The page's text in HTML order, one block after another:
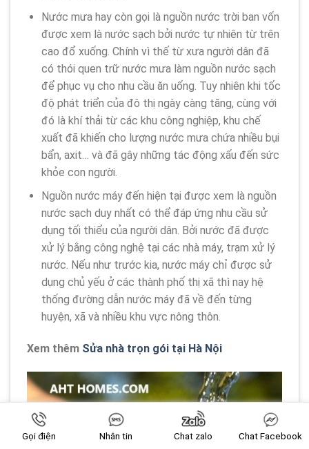
Nước mưa hay còn gọi là nguồn nước trời ban vốn
được xem là nước sạch bởi nước tự nhiên từ trên
cao đổ xuống. Chính vì thế từ xưa người dân đã
có thói quen trữ nước mưa làm nguồn nước sạch
để phục vụ cho nhu cầu ăn uống. Tuy nhiên khi tốc
độ phát triển của đô thị ngày càng tăng, cùng với
đó là khí thải từ các khu công nghiệp, khu chế
xuất đã khiến cho lượng nước mưa chứa nhiều bụi
bẩn, axit… và đã gây những tác động xấu đến sức
khỏe con người.
Nguồn nước máy đến hiện tại được xem là nguồn
nước sạch duy nhất có thể đáp ứng nhu cầu sử
dụng tối thiểu của người dân. Bởi nước đã được
xử lý bằng công nghệ tại các nhà máy, trạm xử lý
nước. Nếu như trước kia, nước máy chỉ được sử
dụng chủ yếu ở các thành phố thị xã thì nay hệ
thống đường dẫn nước máy đã về đến từng
huyện, xã và nhiều khu vực nông thôn.
Xem thêm Sửa nhà trọn gói tại Hà Nội
Gọi điện Nhắn tin Chat zalo Chat Facebook